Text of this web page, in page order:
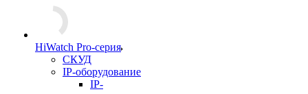
HiWatch Pro-серия
CКУД
IP-оборудование
IP-